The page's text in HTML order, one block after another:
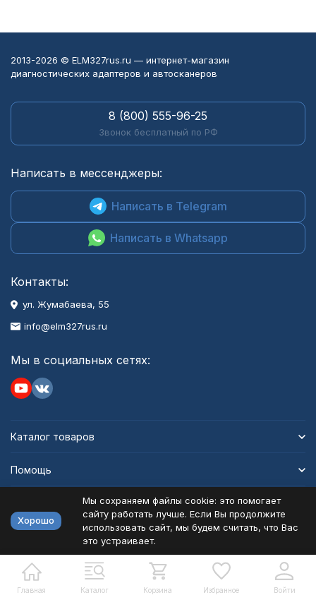
Главная Каталог Корзина Избранное Войти
2013-2026 © ELM327rus.ru — интернет-магазин
диагностических адаптеров и автосканеров
8 (800) 555-96-25
Звонок бесплатный по РФ
Написать в мессенджеры:
Написать в Telegram
Написать в Whatsapp
Контакты:
ул. Жумабаева, 55
info@elm327rus.ru
Мы в социальных сетях:
Каталог товаров
Помощь
Политика персональных данных
Разработано в bodysite.ru
Хорошо
Мы сохраняем файлы cookie: это помогает
сайту работать лучше. Если Вы продолжите
использовать сайт, мы будем считать, что Вас
это устраивает.